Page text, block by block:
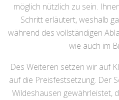
möglich nützlich zu sein.
Schritt erläutert, weshalb
während des vollständigen
wie auch im
Des Weiteren setzen wir auf
auf die Preisfestsetzung. Der
Wildeshausen gewährleistet,